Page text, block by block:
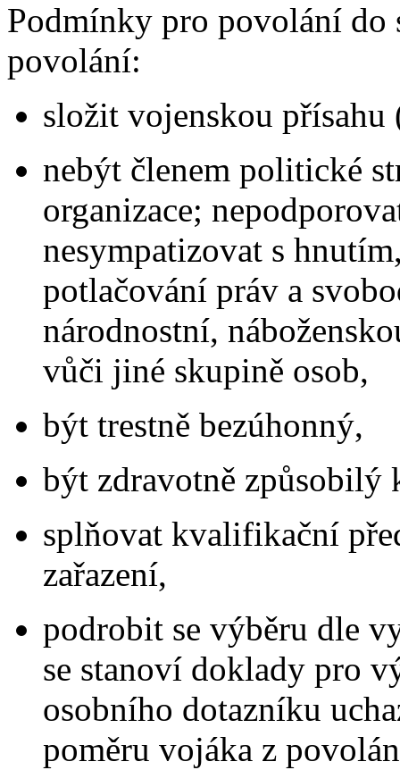
Podmínky pro povolání do
povolání:
složit vojenskou
nebýt členem politické
organizace;
nesympatizovat s
potlačování práv a
národnostní,
vůči jiné skupině osob,
být trestně bezúhonný,
být zdravotně způsobilý
splňovat kvalifikační
zařazení,
podrobit se výběru dle
se stanoví doklady pro
osobního dotazníku
poměru vojáka z